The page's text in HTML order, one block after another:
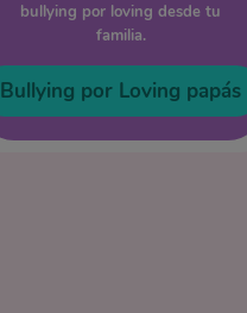
bullying por loving desde tu
familia.
Bullying por Loving papás